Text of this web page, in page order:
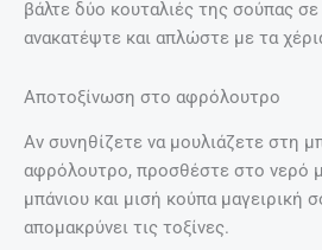
βάλτε δύο κουταλιές της σούπας
ανακατέψτε και απλώστε με τα
Αποτοξίνωση στο αφρόλουτρο
Αν συνηθίζετε να μουλιάζετε στη
αφρόλουτρο, προσθέστε στο νερό
μπάνιου και μισή κούπα μαγειρική
απομακρύνει τις τοξίνες.